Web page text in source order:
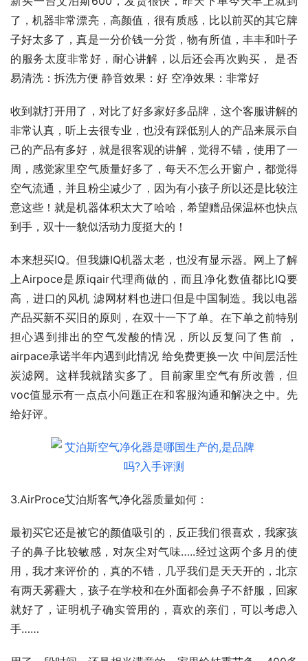
了，机器非常漂亮，高颜值，很有质感，比以前买的其它牌
子好太多了，真是一分价钱一分货，物有所值，丰丰和叶子
的服务太度非常好，耐心讲解，以后还会再次购买， 是否
易清洗：拆洗方便 静音效果：好 空净效果：非常好
收到就打开用了，对比了好多家好多品牌，这个客服讲解的
非常认真，听上去很专业，也没有踩低别人的产品来展示自
己的产品有多好，就是很客观的讲解，觉得不错，使用了一
周，感觉家里空气质量好多了，每天不怎么开窗户，都觉得
空气流通，并且粉尘减少了，因为有小孩子所以还是比较注
意这些！就是机器体积太大了哈哈，希望赠品保温杯也快点
到手，双十一貌似活动力度挺大的！
本来想买IQ。但我嫌IQ机器太老，也没有显示器。网上了解
上Airpoce是原iqair代理商做的，而且净化数值都比IQ要
高，进口的风机 滤网材料也进口但是中国制造。我以电器
产品买新不买旧的原则，在双十一下了单。在下单之前特别
担心遇到排出的空气发酸的情况，所以反复问了售前 ，
airpace承诺半年内遇到此情况 给免费更换一次 中间层活性
炭滤网。这样我就踏实多了。目前家里空气有所改善，但
voc值显示有一点点小问题正在和客服沟通和解决之中。先
给好评。
3.AirProce艾泊斯客气净化器质量如何：
最初买它还是被它的颜值吸引的，反正我们很喜欢，我家孩
子的鼻子比较敏感，对灰尘对气味…..经过这两个多月的使
用，我才来评价的，真的不错，几乎我们是天天开的，北京
有两天雾霾大，孩子在学校和在外面都会鼻子不舒服，回家
就好了，证明机子确实管用的，喜欢的亲们，可以考虑入
手……